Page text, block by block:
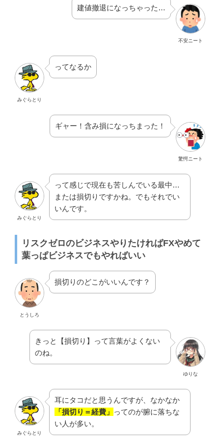
不安ニート
建値撤退になっちゃった…
みぐらとり
ってなるか
驚愕ニート
ギャー！含み損になっちまった！
みぐらとり
って感じで現在も苦しんでいる最中…
または損切りですかね。でもそれでい
いんです。
リスクゼロのビジネスやりたければFXやめて
葉っぱビジネスでもやればいい
とうしろ
損切りのどこがいいんです？
ゆりな
きっと【損切り】って言葉がよくない
のね。
みぐらとり
耳にタコだと思うんですが、なかなか
「損切り＝経費」 ってのが腑に落ちな
い人が多い。